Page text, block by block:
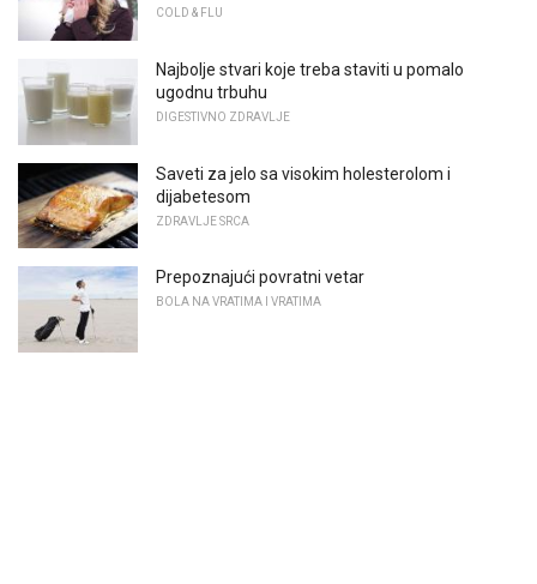
COLD & FLU
Najbolje stvari koje treba staviti u pomalo
ugodnu trbuhu
DIGESTIVNO ZDRAVLJE
Saveti za jelo sa visokim holesterolom i
dijabetesom
ZDRAVLJE SRCA
Prepoznajući povratni vetar
BOLA NA VRATIMA I VRATIMA